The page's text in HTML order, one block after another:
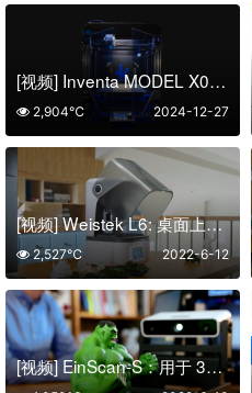
[视频] Inventa MODEL X01：埃及3D打印领域的一场革命
2024-12-27
2,904℃
[视频] Weistek L6: 桌面上的下一代 2K LCD 3D 打印机
2022-6-12
2,527℃
[视频] EinScan-S：用于 3D 打印的快速、准确、安全的3D扫描仪